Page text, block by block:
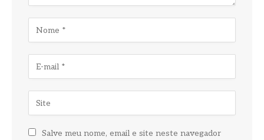
Salve meu nome, email e site neste navegador